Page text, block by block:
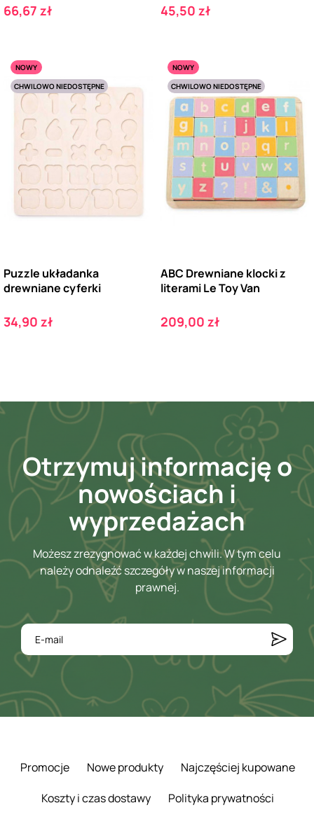
Cena
66,67 zł Cena
45,50 zł
NOWY
CHWILOWO NIEDOSTĘPNE
Puzzle układanka
drewniane cyferki
Cena
34,90 zł
NOWY
CHWILOWO NIEDOSTĘPNE
ABC Drewniane klocki z
literami Le Toy Van
Cena
209,00 zł
Otrzymuj informację o
nowościach i
wyprzedażach
Możesz zrezygnować w każdej chwili. W tym celu
należy odnaleźć szczegóły w naszej informacji
prawnej.
Promocje Nowe produkty
Najczęściej kupowane
Koszty i czas dostawy
Polityka prywatności